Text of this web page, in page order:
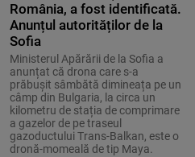
România, a fost identificată.
Anunțul autorităților de la
Sofia
Ministerul Apărării de la Sofia a
anunțat că drona care s-a
prăbușit sâmbătă dimineața pe un
câmp din Bulgaria, la circa un
kilometru de stația de comprimare
a gazelor de pe traseul
gazoductului Trans-Balkan, este o
dronă-momeală de tip Maya.